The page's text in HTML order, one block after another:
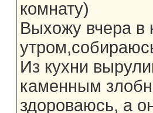
комнату)
Выхожу вчера в
Из кухни
каменным
здороваюсь, а